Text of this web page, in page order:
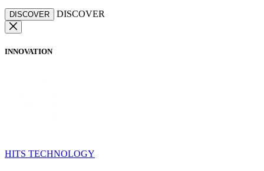
DISCOVER DISCOVER
INNOVATION
HITS TECHNOLOGY